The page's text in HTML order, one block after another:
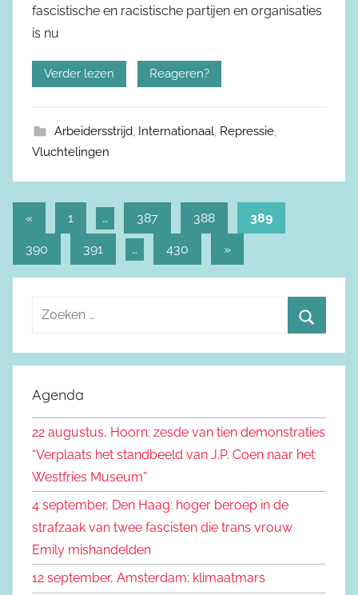
fascistische en racistische partijen en organisaties
is nu
Verder lezen Reageren?
Arbeidersstrijd, Internationaal, Repressie,
Vluchtelingen
Berichtnavigatie
« Vorige1 … 387 388 389
390 391 … 430
Volgende
»
e
e
n
r
:
o
e
n
Agenda
22 augustus, Hoorn: zesde van tien demonstraties
“Verplaats het standbeeld van J.P. Coen naar het
Westfries Museum”
4 september, Den Haag: hoger beroep in de
strafzaak van twee fascisten die trans vrouw
Emily mishandelden
12 september, Amsterdam: klimaatmars